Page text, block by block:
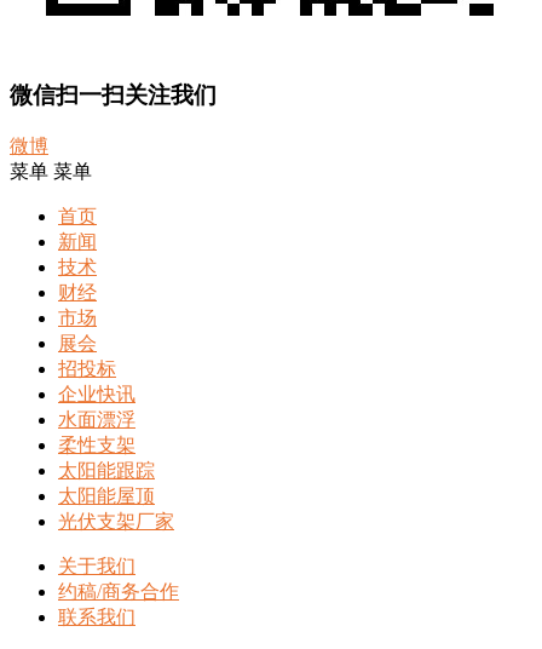
微信扫一扫关注我们
微博
菜单 菜单
首页
新闻
技术
财经
市场
展会
招投标
企业快讯
水面漂浮
柔性支架
太阳能跟踪
太阳能屋顶
光伏支架厂家
关于我们
约稿/商务合作
联系我们